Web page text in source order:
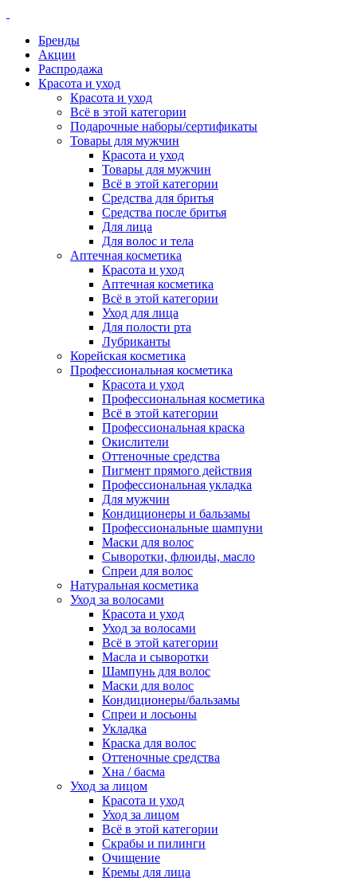
Бренды
Акции
Распродажа
Красота и уход
Красота и уход
Всё в этой категории
Подарочные наборы/сертификаты
Товары для мужчин
Красота и уход
Товары для мужчин
Всё в этой категории
Средства для бритья
Средства после бритья
Для лица
Для волос и тела
Аптечная косметика
Красота и уход
Аптечная косметика
Всё в этой категории
Уход для лица
Для полости рта
Лубриканты
Корейская косметика
Профессиональная косметика
Красота и уход
Профессиональная косметика
Всё в этой категории
Профессиональная краска
Окислители
Оттеночные средства
Пигмент прямого действия
Профессиональная укладка
Для мужчин
Кондиционеры и бальзамы
Профессиональные шампуни
Маски для волос
Сыворотки, флюиды, масло
Спреи для волос
Натуральная косметика
Уход за волосами
Красота и уход
Уход за волосами
Всё в этой категории
Масла и сыворотки
Шампунь для волос
Маски для волос
Кондиционеры/бальзамы
Спреи и лосьоны
Укладка
Краска для волос
Оттеночные средства
Хна / басма
Уход за лицом
Красота и уход
Уход за лицом
Всё в этой категории
Скрабы и пилинги
Очищение
Кремы для лица